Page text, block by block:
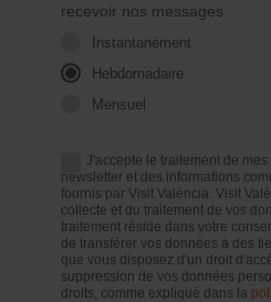
recevoir nos messages.
Instantanément
Hebdomadaire
Mensuel
J'accepte le traitement de
newsletter et des informations
fournis par Visit València. Visit
collecte et du traitement de vos
traitement réside dans votre
de transférer vos données à des
que vous disposez d'un droit
suppression de vos données
droits, comme expliqué dans la